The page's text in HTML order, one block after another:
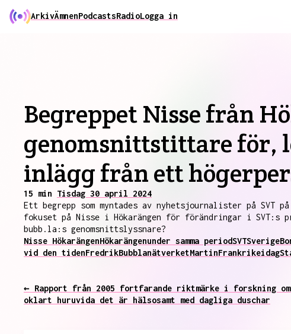
ArkivÄmnenPodcastsRadioLogga in
Begreppet Nisse från
genomsnittstittare för,
inlägg från ett
15 min Tisdag 30 april 2024
Ett begrepp som myntades av nyhetsjournalister på
fokuset på Nisse i Hökarängen för förändringar i
bubb.la:s genomsnittslyssnare?
Nisse HökarängenHökarängenunder samma periodSVTSverige
vid den tidenFredrikBubblanätverketMartinFrankrikeidag
← Rapport från 2005 fortfarande riktmärke i forskning om
oklart huruvida det är hälsosamt med dagliga duschar